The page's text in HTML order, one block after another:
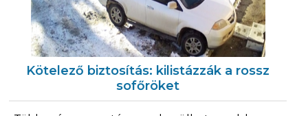
Kötelező biztosítás: kilistázzák a rossz
sofőröket